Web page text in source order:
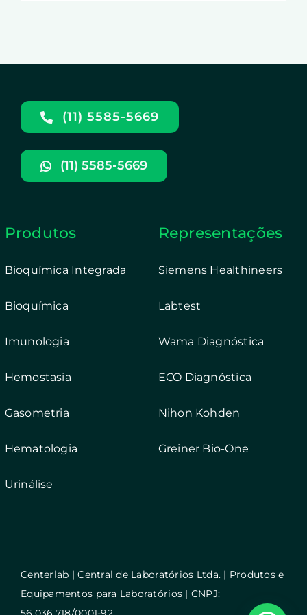
(11) 5585-5669
(11) 5585-5669
Produtos
Bioquímica Integrada
Bioquímica
Imunologia
Hemostasia
Gasometria
Hematologia
Urinálise
Representações
Siemens Healthineers
Labtest
Wama Diagnóstica
ECO Diagnóstica
Nihon Kohden
Greiner Bio-One
Centerlab | Central de Laboratórios Ltda. | Produtos e
Equipamentos para Laboratórios | CNPJ: